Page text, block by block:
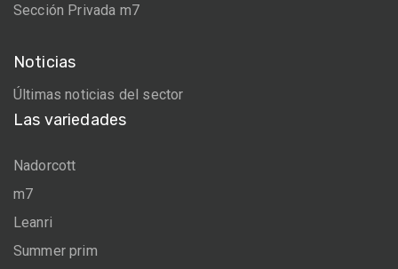
Sección Privada m7
Noticias
Últimas noticias del sector
Las variedades
Nadorcott
m7
Leanri
Summer prim